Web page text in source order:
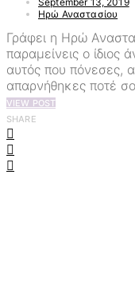
Ηρώ Αναστασίου
Γράφει η Ηρώ
παραμείνεις ο
αυτός που πόνεσες,
απαρνήθηκες ποτέ
VIEW POST
SHARE